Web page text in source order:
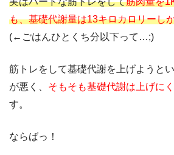
も、基礎代謝量は13キロカロリーし
(←ごはんひとくち分以下って…;)
筋トレをして基礎代謝を上げようと
が悪く、 そもそも基礎代謝は上げに
す。
ならばっ！